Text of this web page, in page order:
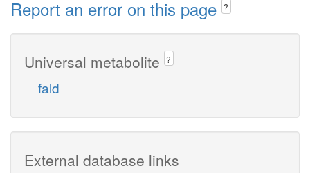
Report an error on this page ?
Universal metabolite ?
fald
External database links